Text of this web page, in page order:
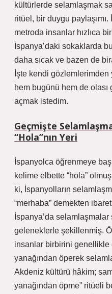
kültürlerde selamlaşmak
ritüel, bir duygu paylaşımı.
metroda insanlar hızlıca
İspanya’daki sokaklarda
daha sıcak ve bazen de
İşte kendi gözlemlerimden
hem bugünü hem de
açmak istedim.
Geçmişte
“Hola”nın Yeri
İspanyolca öğrenmeye
kelime elbette “hola”
ki, İspanyolların
“merhaba” demekten
İspanya’da
geleneklerle şekillenmiş.
insanlar birbirini genellikle
yanağından öperek
Akdeniz kültürü hâkim;
yanağından öpme” ritüeli